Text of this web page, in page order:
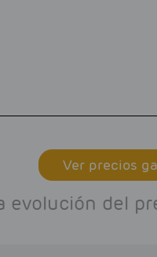
Ver precios
evolución del